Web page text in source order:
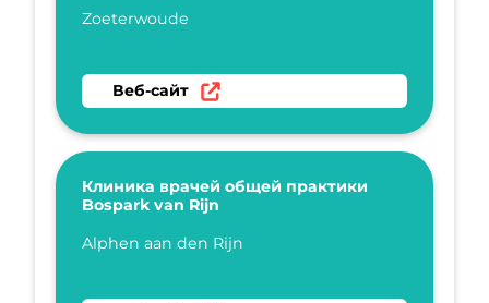
Укажите имя
Zoeterwoude
Перейти на веб-сайт Общая практика
Веб-сайт
Клиника врачей общей практики
Bospark van Rijn
Укажите имя
Alphen aan den Rijn